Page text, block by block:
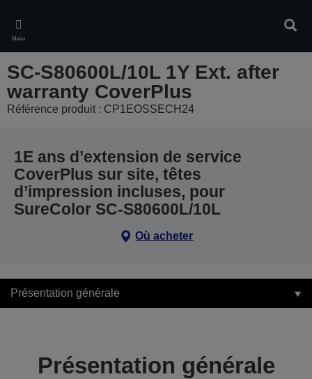
main
content
Menu
SC-S80600L/10L 1Y Ext. after
warranty CoverPlus
Référence produit : CP1EOSSECH24
1E ans d’extension de service
CoverPlus sur site, têtes
d’impression incluses, pour
SureColor SC-S80600L/10L
Où acheter
Présentation générale
Présentation générale